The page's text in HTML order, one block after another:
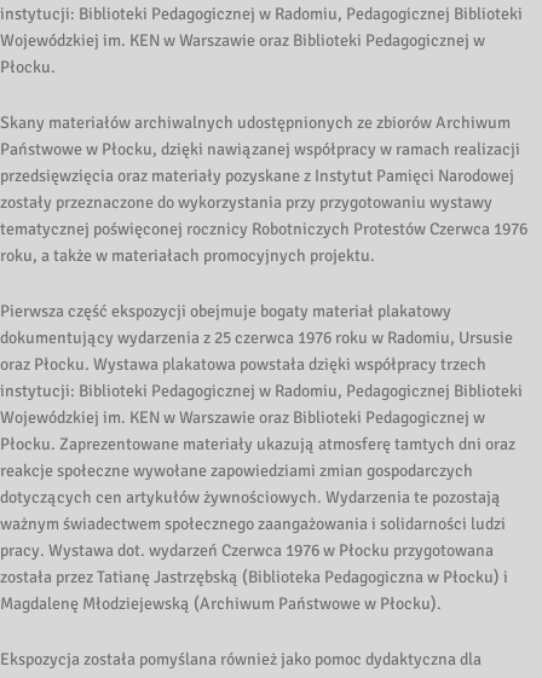
instytucji: Biblioteki Pedagogicznej w Radomiu, Pedagogicznej Biblioteki
Wojewódzkiej im. KEN w Warszawie oraz Biblioteki Pedagogicznej w
Płocku.
Skany materiałów archiwalnych udostępnionych ze zbiorów Archiwum
Państwowe w Płocku, dzięki nawiązanej współpracy w ramach realizacji
przedsięwzięcia oraz materiały pozyskane z Instytut Pamięci Narodowej
zostały przeznaczone do wykorzystania przy przygotowaniu wystawy
tematycznej poświęconej rocznicy Robotniczych Protestów Czerwca 1976
roku, a także w materiałach promocyjnych projektu.
Pierwsza część ekspozycji obejmuje bogaty materiał plakatowy
dokumentujący wydarzenia z 25 czerwca 1976 roku w Radomiu, Ursusie
oraz Płocku. Wystawa plakatowa powstała dzięki współpracy trzech
instytucji: Biblioteki Pedagogicznej w Radomiu, Pedagogicznej Biblioteki
Wojewódzkiej im. KEN w Warszawie oraz Biblioteki Pedagogicznej w
Płocku. Zaprezentowane materiały ukazują atmosferę tamtych dni oraz
reakcje społeczne wywołane zapowiedziami zmian gospodarczych
dotyczących cen artykułów żywnościowych. Wydarzenia te pozostają
ważnym świadectwem społecznego zaangażowania i solidarności ludzi
pracy. Wystawa dot. wydarzeń Czerwca 1976 w Płocku przygotowana
została przez Tatianę Jastrzębską (Biblioteka Pedagogiczna w Płocku) i
Magdalenę Młodziejewską (Archiwum Państwowe w Płocku).
Ekspozycja została pomyślana również jako pomoc dydaktyczna dla